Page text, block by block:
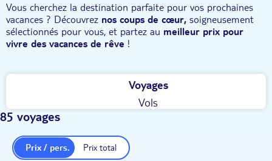
Vous cherchez la destination parfaite pour vos prochaines
vacances ? Découvrez nos coups de cœur, soigneusement
sélectionnés pour vous, et partez au meilleur prix pour
vivre des vacances de rêve !
Voyages
Vols
85 voyages
Prix total
Prix / pers.